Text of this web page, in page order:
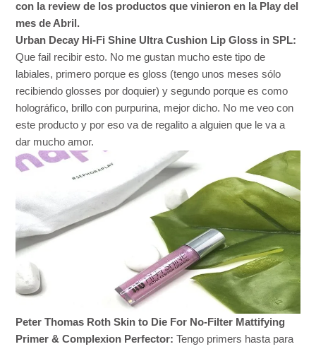
con la review de los productos que vinieron en la Play del
mes de Abril.
Urban Decay Hi-Fi Shine Ultra Cushion Lip Gloss in SPL:
Que fail recibir esto. No me gustan mucho este tipo de
labiales, primero porque es gloss (tengo unos meses sólo
recibiendo glosses por doquier) y segundo porque es como
holográfico, brillo con purpurina, mejor dicho. No me veo con
este producto y por eso va de regalito a alguien que le va a
dar mucho amor.
Peter Thomas Roth Skin to Die For No-Filter Mattifying
Primer & Complexion Perfector: Tengo primers hasta para